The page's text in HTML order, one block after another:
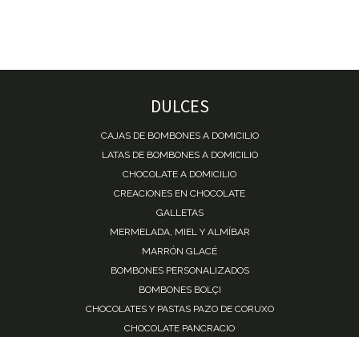
DULCES
CAJAS DE BOMBONES A DOMICILIO
LATAS DE BOMBONES A DOMICILIO
CHOCOLATE A DOMICILIO
CREACIONES EN CHOCOLATE
GALLETAS
MERMELADA, MIEL Y ALMÍBAR
MARRÓN GLACÉ
BOMBONES PERSONALIZADOS
BOMBONES BOLÇI
CHOCOLATES Y PASTAS PAZO DE CORUXO
CHOCOLATE PANCRACIO